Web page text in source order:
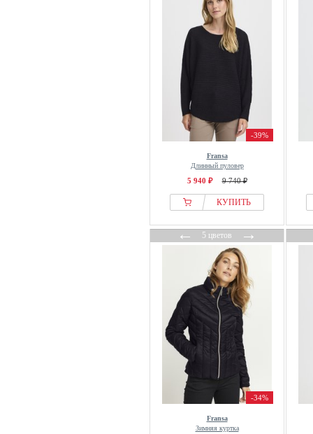
-39%
Fransa
Длинный пуловер
5 940 ₽ 9 740 ₽
КУПИТЬ
←5 цветов→
-34%
Fransa
Зимняя куртка